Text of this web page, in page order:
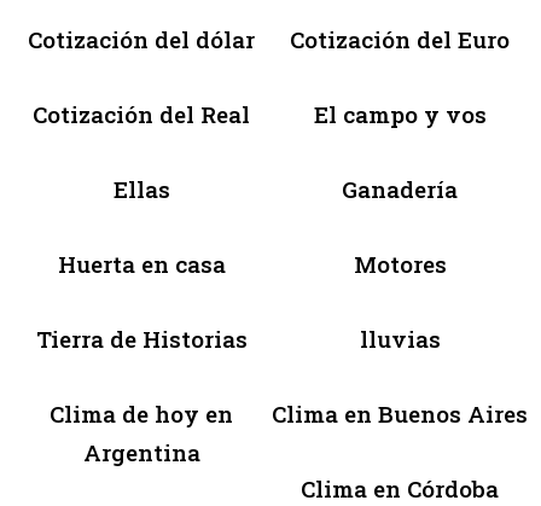
Cotización del dólar Cotización del Euro
Cotización del Real El campo y vos
Ellas Ganadería
Huerta en casa Motores
Tierra de Historias lluvias
Clima de hoy en
Argentina
Clima en Buenos Aires
Clima en Córdoba